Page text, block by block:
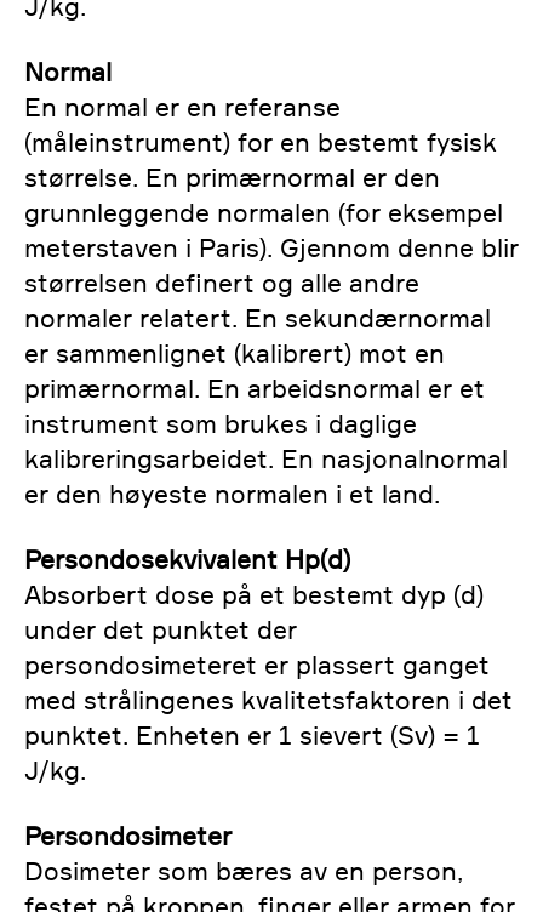
J/kg.
Normal
En normal er en referanse
(måleinstrument) for en bestemt fysisk
størrelse. En primærnormal er den
grunnleggende normalen (for eksempel
meterstaven i Paris). Gjennom denne blir
størrelsen definert og alle andre
normaler relatert. En sekundærnormal
er sammenlignet (kalibrert) mot en
primærnormal. En arbeidsnormal er et
instrument som brukes i daglige
kalibreringsarbeidet. En nasjonalnormal
er den høyeste normalen i et land.
Persondosekvivalent Hp(d)
Absorbert dose på et bestemt dyp (d)
under det punktet der
persondosimeteret er plassert ganget
med strålingenes kvalitetsfaktoren i det
punktet. Enheten er 1 sievert (Sv) = 1
J/kg.
Persondosimeter
Dosimeter som bæres av en person,